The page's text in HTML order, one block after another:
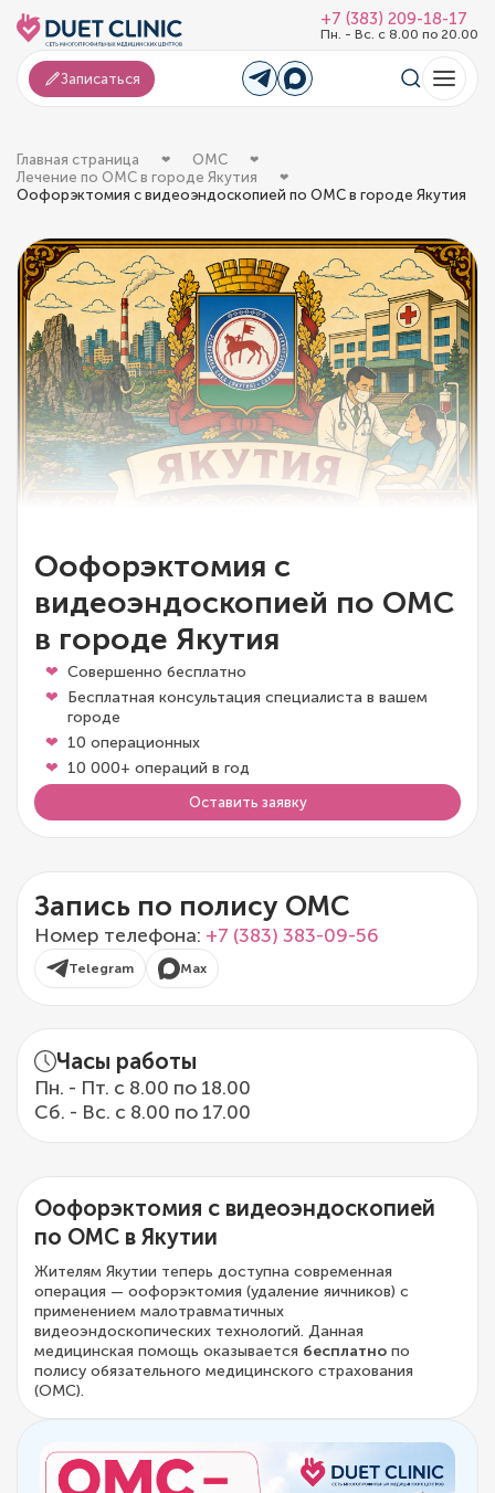
+7 (383) 209-18-17
Пн. - Вс. с 8.00 по 20.00
Записаться
Главная страница
ОМС
Лечение по ОМС в городе Якутия
Оофорэктомия с видеоэндоскопией по ОМС в городе Якутия
Оофорэктомия с
видеоэндоскопией по ОМС
в городе Якутия
Совершенно бесплатно
Бесплатная консультация специалиста в вашем
городе
10 операционных
10 000+ операций в год
Оставить заявку
Запись по полису ОМС
Номер телефона: +7 (383) 383-09-56
Telegram Max
Часы работы
Пн. - Пт. с 8.00 по 18.00
Сб. - Вс. с 8.00 по 17.00
Оофорэктомия с видеоэндоскопией
по ОМС в Якутии
Жителям Якутии теперь доступна современная
операция — оофорэктомия (удаление яичников) с
применением малотравматичных
видеоэндоскопических технологий. Данная
медицинская помощь оказывается бесплатно по
полису обязательного медицинского страхования
(ОМС).